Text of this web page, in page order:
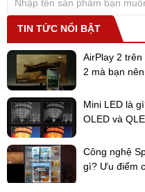
Hệ thống đánh lửa IC
tạo tia lửa cực nhanh
Giúp công việc bật, tắt bếp dễ
TIN TỨC NỔI BẬT
AirPlay 2
2 mà bạn
Mini LED là
OLED và
Công nghệ
gì? Ưu điểm